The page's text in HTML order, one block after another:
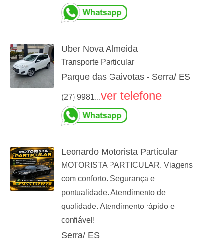
Uber Nova Almeida
Transporte Particular
Parque das Gaivotas - Serra/ ES
(27) 9981...ver telefone
Leonardo Motorista Particular
MOTORISTA PARTICULAR. Viagens
com conforto. Segurança e
pontualidade. Atendimento de
qualidade. Atendimento rápido e
confiável!
Serra/ ES